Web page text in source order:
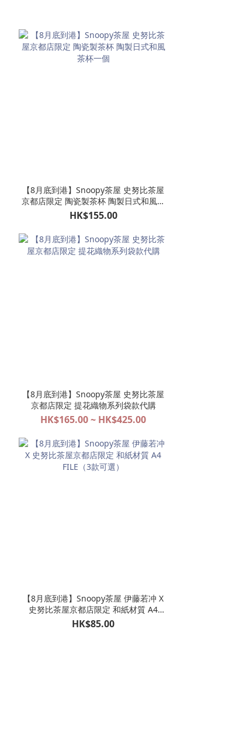
【8月底到港】Snoopy茶屋 史努比茶屋
京都店限定 陶瓷製茶杯 陶製日式和風茶
杯一個
HK$155.00
【8月底到港】Snoopy茶屋 史努比茶屋
京都店限定 提花織物系列袋款代購
HK$165.00 ~ HK$425.00
【8月底到港】Snoopy茶屋 伊藤若冲 X
史努比茶屋京都店限定 和紙材質 A4
FILE（3款可選）
HK$85.00